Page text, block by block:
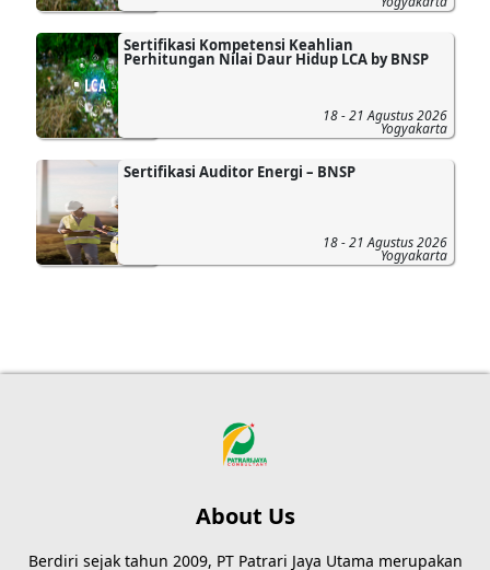
Sertifikasi Kompetensi Keahlian
Perhitungan Nilai Daur Hidup LCA by BNSP
18 - 21 Agustus 2026
Yogyakarta
Sertifikasi Auditor Energi – BNSP
18 - 21 Agustus 2026
Yogyakarta
About Us
Berdiri sejak tahun 2009, PT Patrari Jaya Utama merupakan